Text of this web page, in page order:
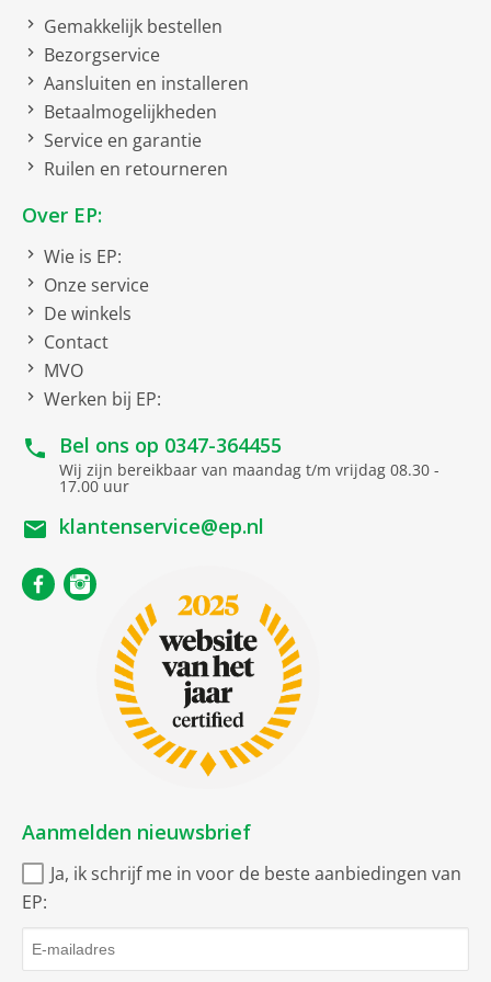
Touch-Screen-Technologie
Display resolutie
Resolutie
MP3
BMP
CBZ
EPUB
HTML
MOBI
OGG
AZW
Richtlijn (EU) 2019/771
Gemakkelijk bestellen
Bezorgservice
Aansluiten en installeren
Betaalmogelijkheden
Service en garantie
Ruilen en retourneren
Over EP:
Wie is EP:
Onze service
De winkels
Contact
MVO
Werken bij EP:
Bel ons op 0347-364455
Wij zijn bereikbaar van maandag t/m vrijdag 08.30 -
17.00 uur
klantenservice@ep.nl
Aanmelden nieuwsbrief
Ja, ik schrijf me in voor de beste aanbiedingen van
EP: